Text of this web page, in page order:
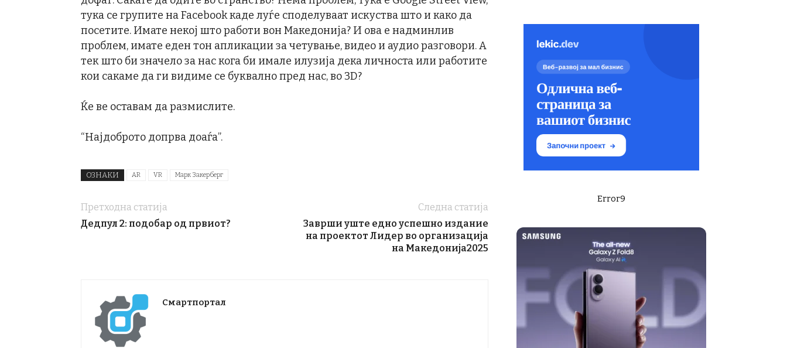
тука се групите на Facebook каде луѓе споделуваат искуства што и како да
посетите. Имате некој што работи вон Македонија? И ова е надминлив
проблем, имате еден тон апликации за четување, видео и аудио разговори. А
тек што би значело за нас кога би имале илузија дека личноста или работите
кои сакаме да ги видиме се буквално пред нас, во 3D?
Ќе ве оставам да размислите.
“Најдоброто допрва доаѓа”.
ОЗНАКИ AR VR Марк Закерберг
Претходна статија
Дедпул 2: подобар од првиот?
Следна статија
Заврши уште едно успешно издание
на проектот Лидер во организација
на Македонија2025
Смартпортал
Error9